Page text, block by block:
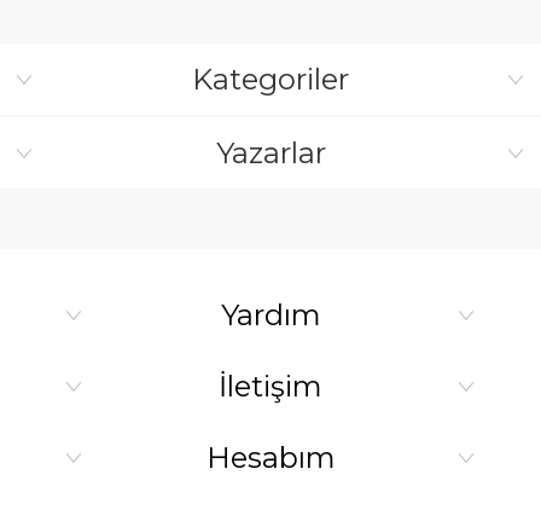
Kategoriler
Yazarlar
Yardım
İletişim
Hesabım